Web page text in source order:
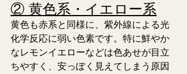
② 黄色系・イエロー系
黄色も赤系と同様に、紫外線による光
化学反応に弱い色素です。特に鮮やか
なレモンイエローなどは色あせが目立
ちやすく、安っぽく見えてしまう原因